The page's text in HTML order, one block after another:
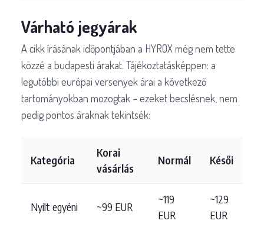
Várható jegyárak
A cikk írásának időpontjában a HYROX még nem tette
közzé a budapesti árakat. Tájékoztatásképpen: a
legutóbbi európai versenyek árai a következő
tartományokban mozogtak – ezeket becslésnek, nem
pedig pontos áraknak tekintsék:
Kategória
Korai
vásárlás
Normál Késői
Nyílt egyéni ~99 EUR
~119
EUR
~129
EUR